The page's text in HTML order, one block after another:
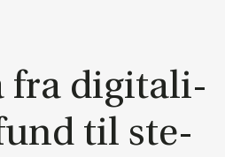
fra di­gi­ta­li­
til ste­